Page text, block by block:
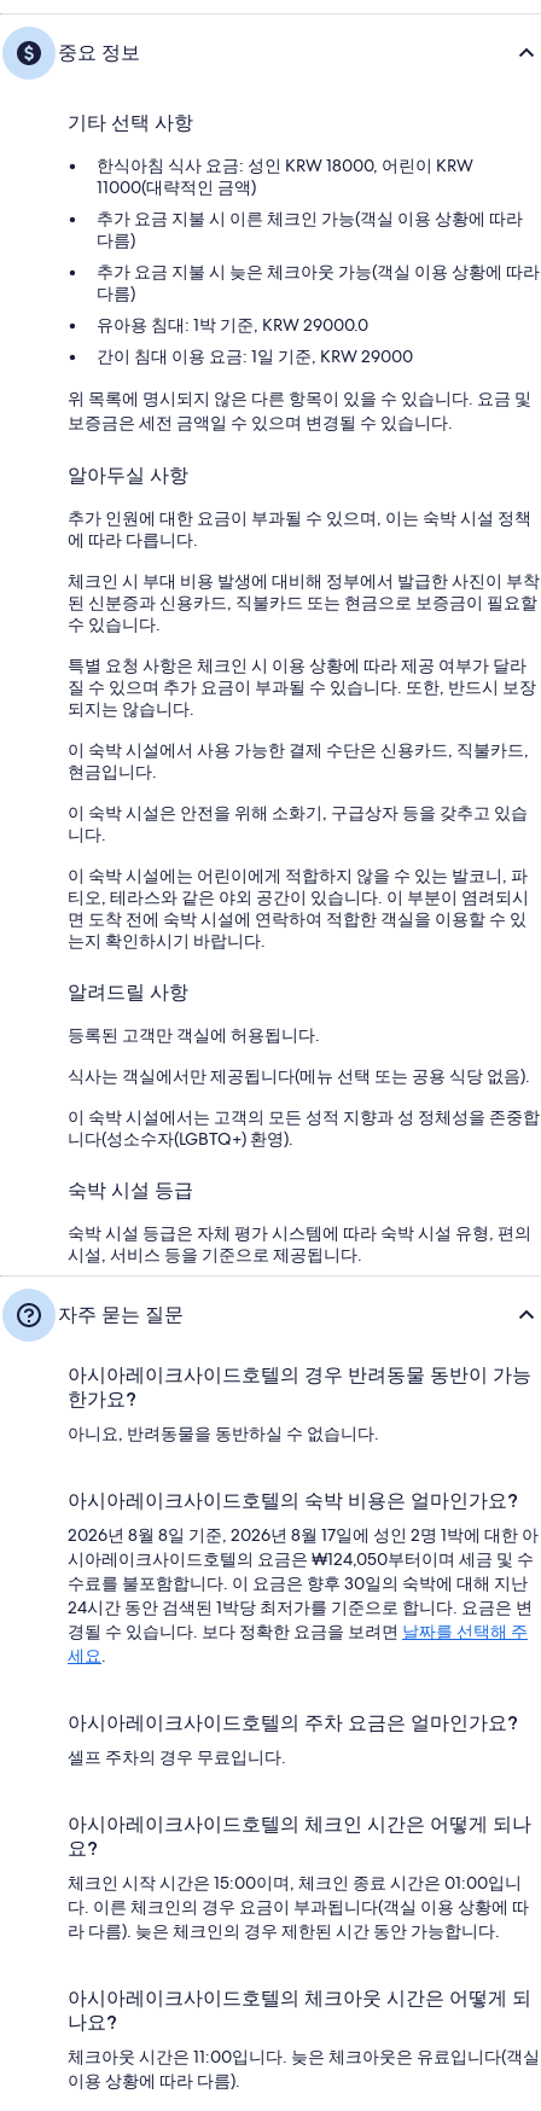
중요 정보
기타 선택 사항
한식아침 식사 요금: 성인 KRW 18000, 어린이 KRW
11000(대략적인 금액)
추가 요금 지불 시 이른 체크인 가능(객실 이용 상황에 따라
다름)
추가 요금 지불 시 늦은 체크아웃 가능(객실 이용 상황에 따라
다름)
유아용 침대: 1박 기준, KRW 29000.0
간이 침대 이용 요금: 1일 기준, KRW 29000
위 목록에 명시되지 않은 다른 항목이 있을 수 있습니다. 요금 및
보증금은 세전 금액일 수 있으며 변경될 수 있습니다.
알아두실 사항
추가 인원에 대한 요금이 부과될 수 있으며, 이는 숙박 시설 정책
에 따라 다릅니다.
체크인 시 부대 비용 발생에 대비해 정부에서 발급한 사진이 부착
된 신분증과 신용카드, 직불카드 또는 현금으로 보증금이 필요할
수 있습니다.
특별 요청 사항은 체크인 시 이용 상황에 따라 제공 여부가 달라
질 수 있으며 추가 요금이 부과될 수 있습니다. 또한, 반드시 보장
되지는 않습니다.
이 숙박 시설에서 사용 가능한 결제 수단은 신용카드, 직불카드,
현금입니다.
이 숙박 시설은 안전을 위해 소화기, 구급상자 등을 갖추고 있습
니다.
이 숙박 시설에는 어린이에게 적합하지 않을 수 있는 발코니, 파
티오, 테라스와 같은 야외 공간이 있습니다. 이 부분이 염려되시
면 도착 전에 숙박 시설에 연락하여 적합한 객실을 이용할 수 있
는지 확인하시기 바랍니다.
알려드릴 사항
등록된 고객만 객실에 허용됩니다.
식사는 객실에서만 제공됩니다(메뉴 선택 또는 공용 식당 없음).
이 숙박 시설에서는 고객의 모든 성적 지향과 성 정체성을 존중합
니다(성소수자(LGBTQ+) 환영).
숙박 시설 등급
숙박 시설 등급은 자체 평가 시스템에 따라 숙박 시설 유형, 편의
시설, 서비스 등을 기준으로 제공됩니다.
자주 묻는 질문
아시아레이크사이드호텔의 경우 반려동물 동반이 가능
한가요?
아니요, 반려동물을 동반하실 수 없습니다.
아시아레이크사이드호텔의 숙박 비용은 얼마인가요?
2026년 8월 8일 기준, 2026년 8월 17일에 성인 2명 1박에 대한 아
시아레이크사이드호텔의 요금은 ₩124,050부터이며 세금 및 수
수료를 불포함합니다. 이 요금은 향후 30일의 숙박에 대해 지난
24시간 동안 검색된 1박당 최저가를 기준으로 합니다. 요금은 변
경될 수 있습니다. 보다 정확한 요금을 보려면 날짜를 선택해 주
세요.
아시아레이크사이드호텔의 주차 요금은 얼마인가요?
셀프 주차의 경우 무료입니다.
아시아레이크사이드호텔의 체크인 시간은 어떻게 되나
요?
체크인 시작 시간은 15:00이며, 체크인 종료 시간은 01:00입니
다. 이른 체크인의 경우 요금이 부과됩니다(객실 이용 상황에 따
라 다름). 늦은 체크인의 경우 제한된 시간 동안 가능합니다.
아시아레이크사이드호텔의 체크아웃 시간은 어떻게 되
나요?
체크아웃 시간은 11:00입니다. 늦은 체크아웃은 유료입니다(객실
이용 상황에 따라 다름).